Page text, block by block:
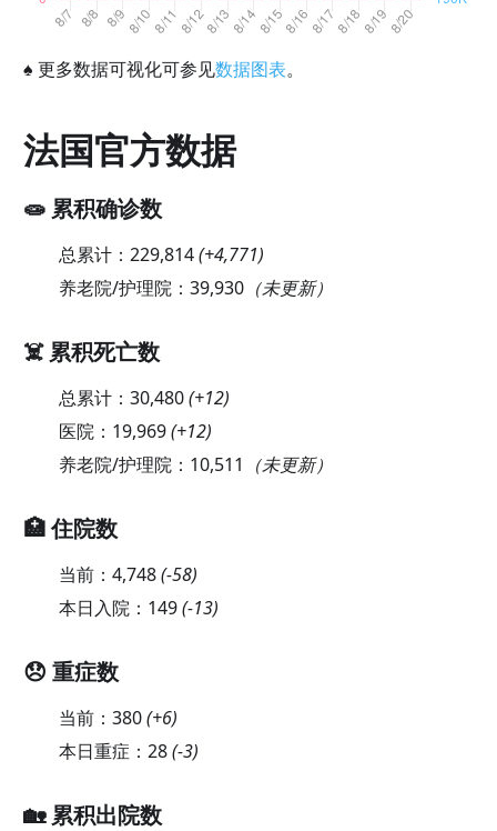
♠ 更多数据可视化可参见数据图表。
法国官方数据
🧫 累积确诊数
总累计： 229,814(+4,771)
养老院/护理院： 39,930（未更新）
☠️ 累积死亡数
总累计： 30,480(+12)
医院： 19,969(+12)
养老院/护理院： 10,511 （未更新）
🏥 住院数
当前： 4,748(-58)
本日入院： 149(-13)
😞 重症数
当前： 380(+6)
本日重症： 28(-3)
🏡 累积出院数